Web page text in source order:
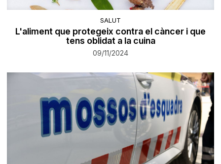
SALUT
L'aliment que protegeix contra el càncer i que
tens oblidat a la cuina
09/11/2024